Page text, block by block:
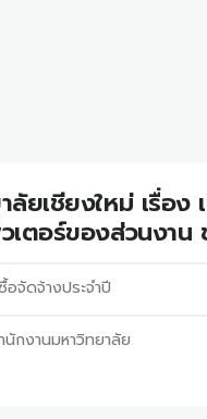
ลัยเชียงใหม่ เรื่
เตอร์ของส่วนงา
จัดจ้างประจำปี
นักงานมหาวิทยาลัย